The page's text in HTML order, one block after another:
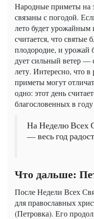
Народные приметы на
связаны с погодой.
лето будет
считается, что святые
плодородие, и урожай
дует сильный ветер —
лету. Интересно, что
приметы могут
одно: этот день
благословенных в
На Неделю Всех
— весь год
Что дальше:
После Недели Всех
для православных
(Петровка). Его